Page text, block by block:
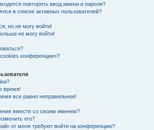
повторять ввод имени и пароля?
в списке активных пользователей?
но не могу войти!
не могу войти!
конференции»?
время!
все равно неправильное!
вместе со своим именем?
его?
от меня требуют войти на конференцию?